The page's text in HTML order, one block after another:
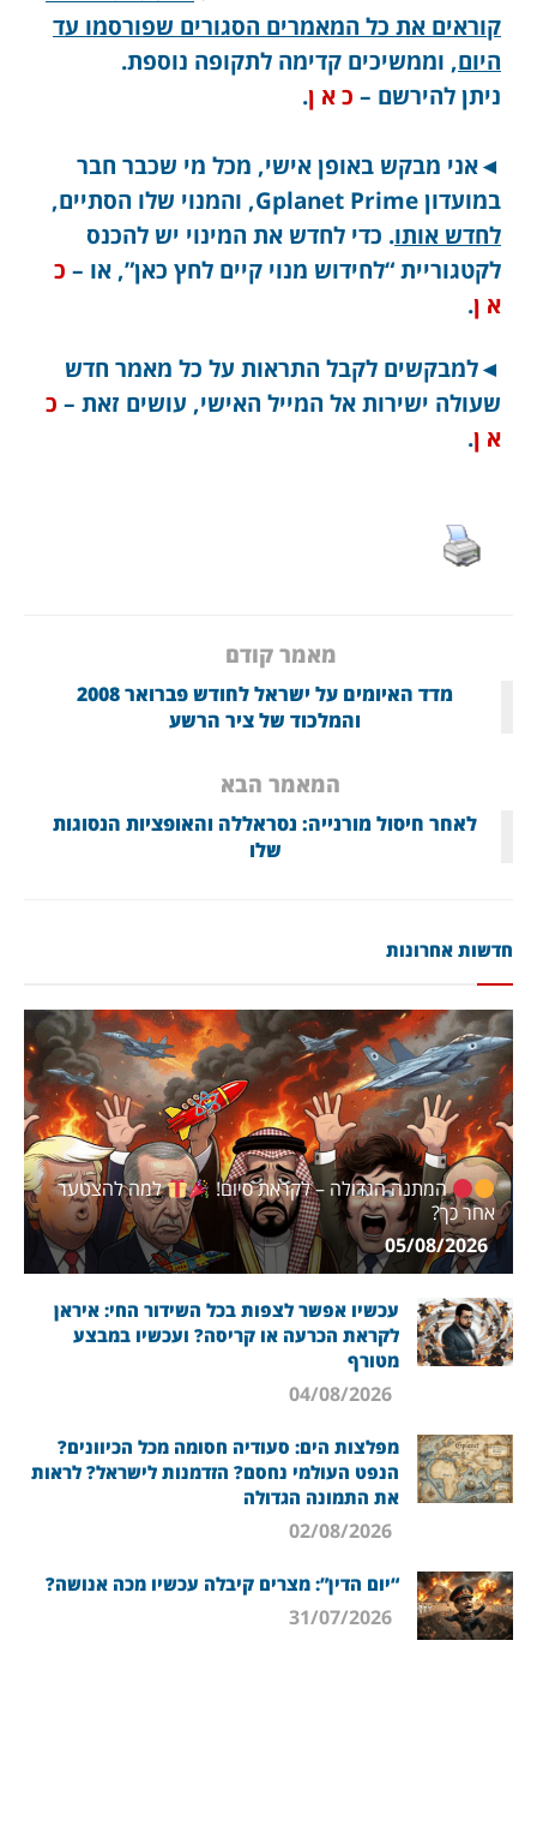
קוראים את כל המאמרים הסגורים שפורסמו עד
היום, וממשיכים קדימה לתקופה נוספת.
ניתן להירשם – כ א ן.
◄אני מבקש באופן אישי, מכל מי שכבר חבר
במועדון Gplanet Prime, והמנוי שלו הסתיים,
לחדש אותו. כדי לחדש את המינוי יש להכנס
לקטגוריית “לחידוש מנוי קיים לחץ כאן”, או – כ
א ן.
◄למבקשים לקבל התראות על כל מאמר חדש
שעולה ישירות אל המייל האישי, עושים זאת – כ
א ן.
מאמר קודם
מדד האיומים על ישראל לחודש פברואר 2008
והמלכוד של ציר הרשע
המאמר הבא
לאחר חיסול מורנייה: נסראללה והאופציות הנסוגות
שלו
חדשות אחרונות
המתנה הגדולה – לקראת סיום!
למה להצטער
אחר כך?
05/08/2026
עכשיו אפשר לצפות בכל השידור החי: איראן
לקראת הכרעה או קריסה? ועכשיו במבצע
מטורף
מפלצות הים: סעודיה חסומה מכל הכיוונים?
הנפט העולמי נחסם? הזדמנות לישראל? לראות
את התמונה הגדולה
“יום הדין”: מצרים קיבלה עכשיו מכה אנושה?